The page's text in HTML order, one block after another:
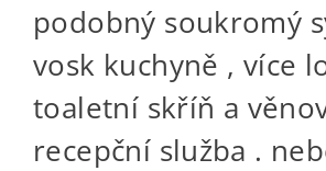
podobný soukromý
vosk kuchyně , více
toaletní skříň a
recepční služba .